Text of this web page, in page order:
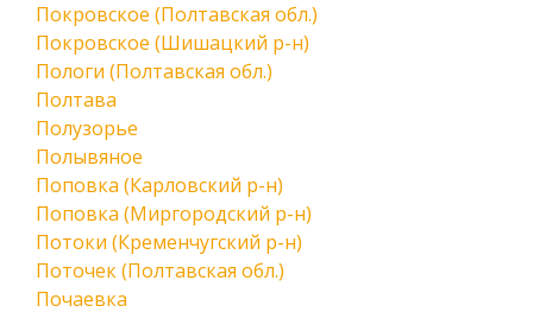
Покровское (Полтавская обл.)
Покровское (Шишацкий р-н)
Пологи (Полтавская обл.)
Полтава
Полузорье
Полывяное
Поповка (Карловский р-н)
Поповка (Миргородский р-н)
Потоки (Кременчугский р-н)
Поточек (Полтавская обл.)
Почаевка